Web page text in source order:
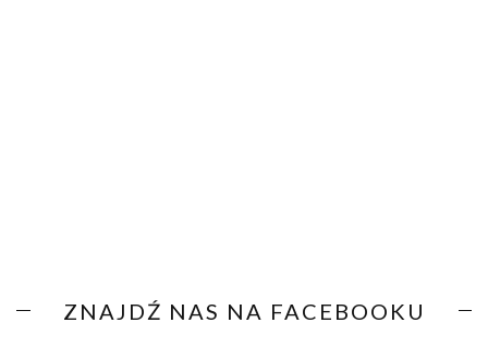
ZNAJDŹ NAS NA FACEBOOKU